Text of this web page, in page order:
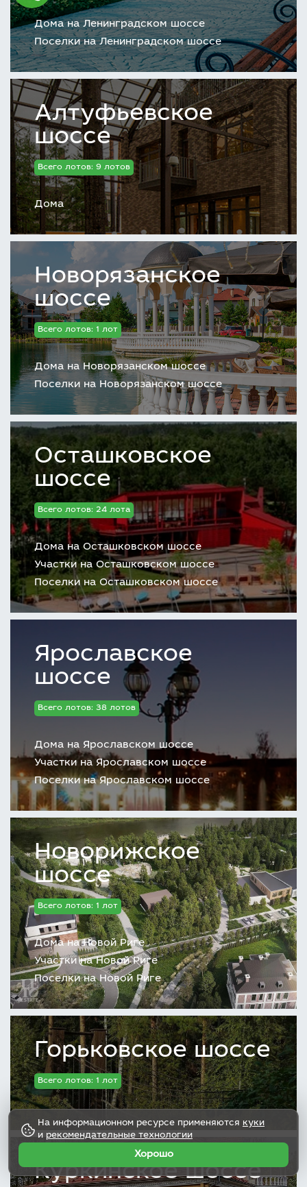
На информационном ресурсе применяются куки
и рекомендательные технологии
Хорошо
Дома на Ленинградском шоссе
Поселки на Ленинградском шоссе
Алтуфьевское
шоссе
Всего лотов: 9 лотов
Дома
Новорязанское
шоссе
Всего лотов: 1 лот
Дома на Новорязанском шоссе
Поселки на Новорязанском шоссе
Осташковское
шоссе
Всего лотов: 24 лота
Дома на Осташковском шоссе
Участки на Осташковском шоссе
Поселки на Осташковском шоссе
Ярославское
шоссе
Всего лотов: 38 лотов
Дома на Ярославском шоссе
Участки на Ярославском шоссе
Поселки на Ярославском шоссе
Новорижское
шоссе
Всего лотов: 1 лот
Дома на Новой Риге
Участки на Новой Риге
Поселки на Новой Риге
Горьковское шоссе
Всего лотов: 1 лот
Куркинское шоссе